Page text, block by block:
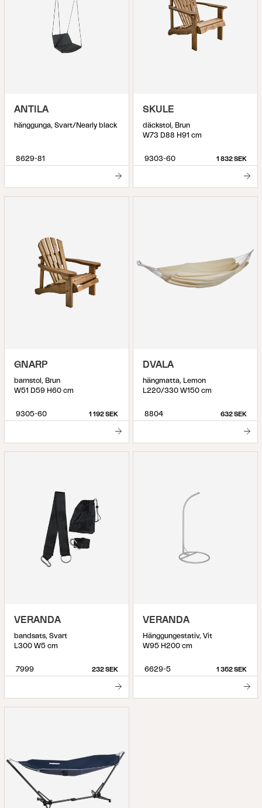
ANTILA
hänggunga, Svart/Nearly black
8629-81
SKULE
däckstol, Brun
W73 D88 H91 cm
9303-60 1 832 SEK
GNARP
barnstol, Brun
W51 D59 H60 cm
9305-60 1 192 SEK
DVALA
hängmatta, Lemon
L220/330 W150 cm
8804 632 SEK
VERANDA
bandsats, Svart
L300 W5 cm
7999 232 SEK
VERANDA
Hänggungestativ, Vit
W95 H200 cm
6629-5 1 352 SEK